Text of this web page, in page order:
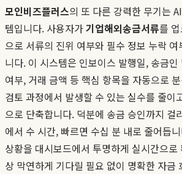
모인비즈플러스의 또 다른 강력한 무기는
템입니다. 사용자가기업해외송금서류를
으로 서류의 진위 여부와 필수 정보 누락
니다. 이 시스템은 인보이스 발행일, 송금
여부, 거래 금액 등 핵심 항목을 자동으로
검토 과정에서 발생할 수 있는 실수를 줄이
으로 단축합니다. 덕분에 송금 승인까지 걸
에서 수 시간, 빠르면 수십 분 내로 줄어듭
상황을 대시보드에서 투명하게 실시간으로
상 막연하게 기다릴 필요 없이 명확한 자금